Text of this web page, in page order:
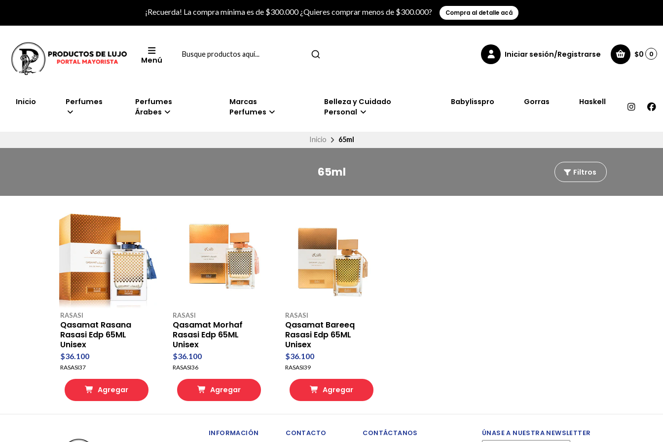
¡Recuerda! La compra mínima es de $300.000 ¿Quieres comprar menos de $300.000? Compra al detalle acá
Menú
Iniciar sesión/Registrarse $0 0
Inicio Perfumes
Perfumes
Árabes
Marcas
Perfumes
Belleza y Cuidado
Personal
Babylisspro Gorras Haskell
Inicio 65ml
65ml Filtros
RASASI
Qasamat Rasana
Rasasi Edp 65ML
Unisex
$36.100
RASASI37
Agregar
RASASI
Qasamat Morhaf
Rasasi Edp 65ML
Unisex
$36.100
RASASI36
Agregar
RASASI
Qasamat Bareeq
Rasasi Edp 65ML
Unisex
$36.100
RASASI39
Agregar
INFORMACIÓN
CONTACTO
CONTÁCTANOS
ÚNASE A NUESTRA NEWSLETTER